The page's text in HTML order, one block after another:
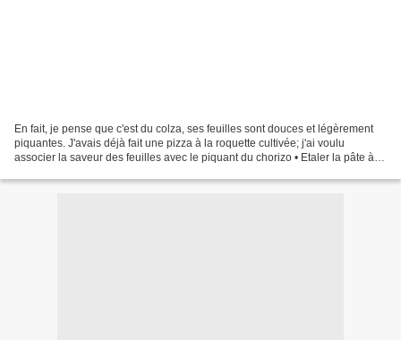
En fait, je pense que c'est du colza, ses feuilles sont douces et légèrement
piquantes. J'avais déjà fait une pizza à la roquette cultivée; j'ai voulu
associer la saveur des feuilles avec le piquant du chorizo • Etaler la pâte à